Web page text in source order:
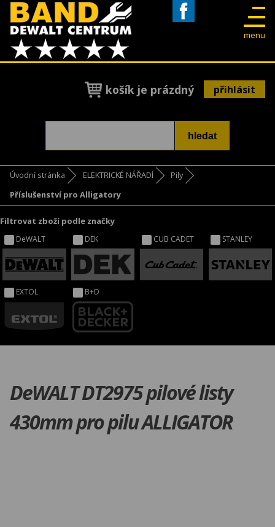
menu
košík je prázdný přihlásit
Úvodní stránka ELEKTRICKÉ NÁŘADÍ
Pily
Příslušenství pro Alligatory
Filtrovat zboží podle značky
DeWALT DEK CUB CADET STANLEY
EXTOL B+D
DeWALT DT2975 pilové listy
430mm pro pilu ALLIGATOR